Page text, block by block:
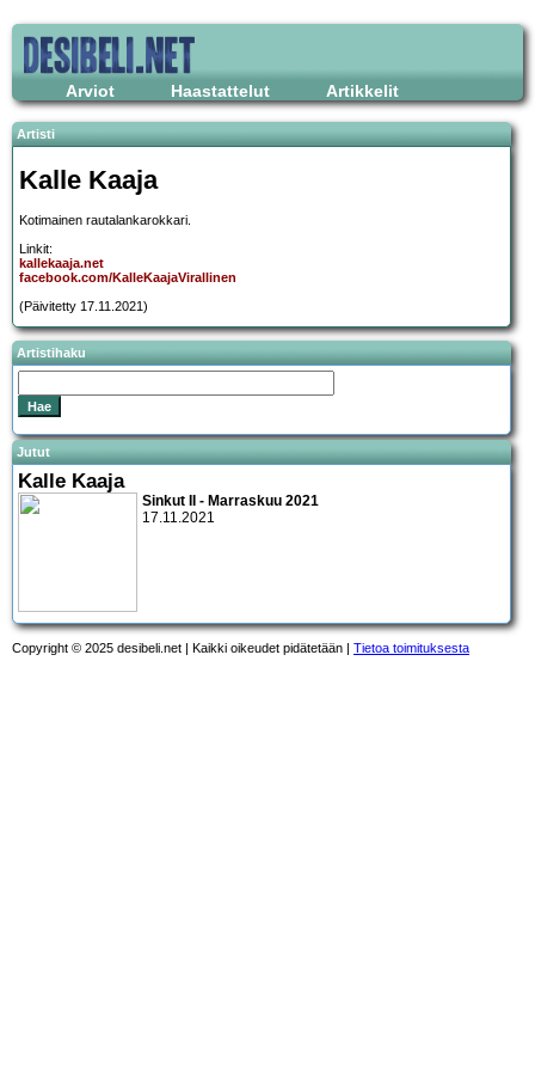
Arviot Haastattelut Artikkelit
Artisti
Kalle Kaaja
Kotimainen rautalankarokkari.
Linkit:
kallekaaja.net
facebook.com/KalleKaajaVirallinen
(Päivitetty 17.11.2021)
Artistihaku
Jutut
Kalle Kaaja
Sinkut II - Marraskuu 2021
17.11.2021
Copyright © 2025 desibeli.net | Kaikki oikeudet pidätetään | Tietoa toimituksesta